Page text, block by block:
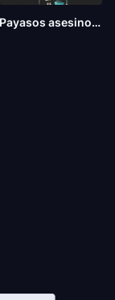
Payasos asesinos del espacio exterior